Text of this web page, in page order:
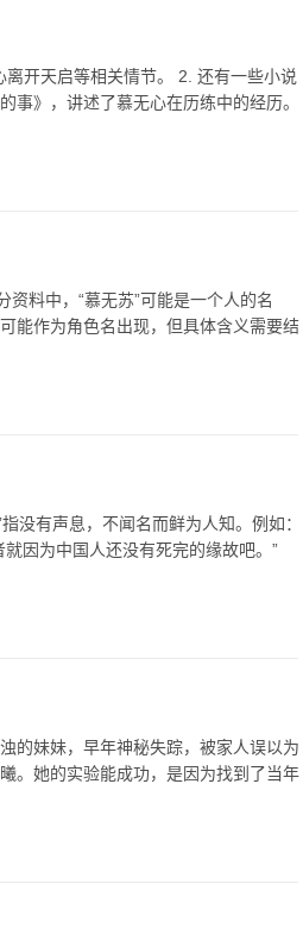
开天启等相关情节。 2. 还有一些小说
事》，讲述了慕无心在历练中的经历。
资料中，“慕无苏”可能是一个人的名
能作为角色名出现，但具体含义需要结
没有声息，不闻名而鲜为人知。例如：
因为中国人还没有死完的缘故吧。”
的妹妹，早年神秘失踪，被家人误以为
。她的实验能成功，是因为找到了当年